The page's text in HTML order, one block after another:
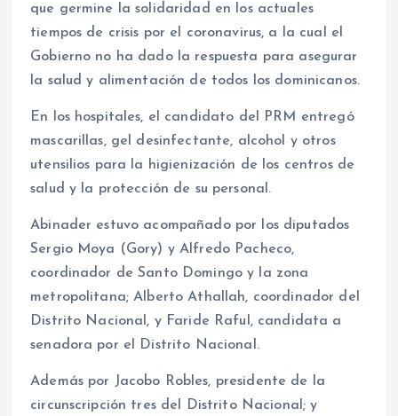
que germine la solidaridad en los actuales
tiempos de crisis por el coronavirus, a la cual el
Gobierno no ha dado la respuesta para asegurar
la salud y alimentación de todos los dominicanos.
En los hospitales, el candidato del PRM entregó
mascarillas, gel desinfectante, alcohol y otros
utensilios para la higienización de los centros de
salud y la protección de su personal.
Abinader estuvo acompañado por los diputados
Sergio Moya (Gory) y Alfredo Pacheco,
coordinador de Santo Domingo y la zona
metropolitana; Alberto Athallah, coordinador del
Distrito Nacional, y Faride Raful, candidata a
senadora por el Distrito Nacional.
Además por Jacobo Robles, presidente de la
circunscripción tres del Distrito Nacional; y